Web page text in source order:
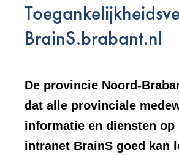
BrainS.brabant.nl
De provincie Noord-
dat alle provinciale
informatie en diensten op
intranet BrainS goed kan